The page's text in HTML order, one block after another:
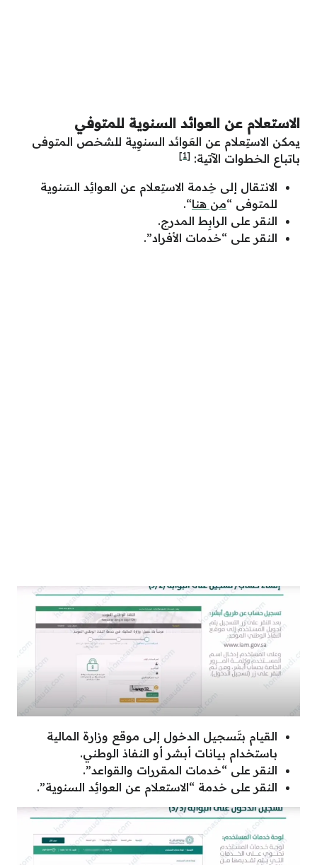
الاستعلام عن العوائد السنوية للمتوفي
يمكن الاستِعلام عن العَوائد السنوِية للشخص المتوفى
باتباع الخطوات الآتية: [1]
الانتقال إلى خِدمة الاستِعلام عن العوائِد السَنوية
للمتوفى “من هنا“.
النقر على الرابِط المدرج.
النقر على “خدمات الأفراد”.
القيام بتَسجيل الدخول إلى موقع وزارة المالية
باستخدام بيانات أبشر أو النفاذ الوطني.
النقر على “خدمات المقررات والقواعد”.
النقر على خدمة “الاستعلام عن العوائِد السنوية”.